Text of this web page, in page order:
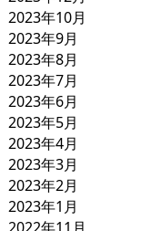
2023年10月
2023年9月
2023年8月
2023年7月
2023年6月
2023年5月
2023年4月
2023年3月
2023年2月
2023年1月